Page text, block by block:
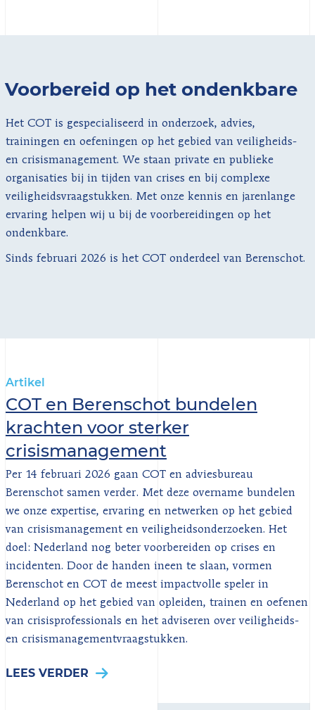
Voorbereid op het ondenkbare
Het COT is gespecialiseerd in onderzoek, advies,
trainingen en oefeningen op het gebied van veiligheids-
en crisis­management. We staan private en publieke
organisaties bij in tijden van crises en bij complexe
veiligheidsvraagstukken. Met onze kennis en jarenlange
ervaring helpen wij u bij de voorbereidingen op het
ondenkbare.
Sinds februari 2026 is het COT onderdeel van Berenschot.
Artikel
COT en Berenschot bundelen
krachten voor sterker
crisismanagement
Per 14 februari 2026 gaan COT en adviesbureau
Berenschot samen verder. Met deze overname bundelen
we onze expertise, ervaring en netwerken op het gebied
van crisismanagement en veiligheidsonderzoeken. Het
doel: Nederland nog beter voorbereiden op crises en
incidenten. Door de handen ineen te slaan, vormen
Berenschot en COT de meest impactvolle speler in
Nederland op het gebied van opleiden, trainen en oefenen
van crisisprofessionals en het adviseren over veiligheids-
en crisismanagementvraagstukken.
LEES VERDER